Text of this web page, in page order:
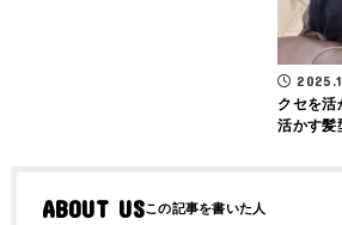
クセを活
活かす髪
ABOUT US